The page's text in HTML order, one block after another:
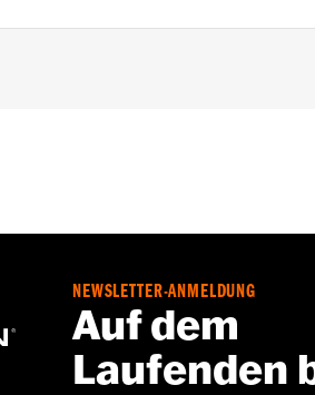
Fahrerrückenlehne
NEWSLETTER-ANMELDUNG
Auf dem
Laufenden